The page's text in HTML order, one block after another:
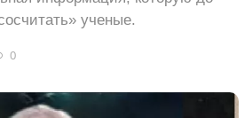
ученые.
0